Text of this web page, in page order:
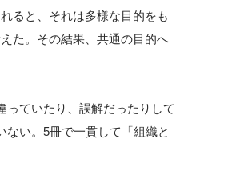
ると、それは多様な目的をも
た。その結果、共通の目的へ
っていたり、誤解だったりして
い。5冊で一貫して「組織と